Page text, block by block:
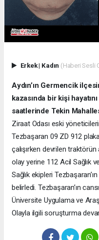
Erkek| Kadın (Haberi Sesli
Aydın’ın Germencik
kazasında bir kişi
saatlerinde Tekin
Ziraat Odası eski
Tezbaşaran 09 ZD 912
çalışırken devrilen traktörün
olay yerine 112 Acil Sağlık
Sağlık ekipleri
belirledi. Tezbaşaran’ın
Üniversite Uygulama ve
Olayla ilgili soruşturma